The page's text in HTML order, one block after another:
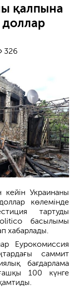
қалпына
доллар
326
Украинаны
көлемінде
тартуды
басылымы
хабарлады.
Еурокомиссия
саммит
бағдарлама
100 күнге